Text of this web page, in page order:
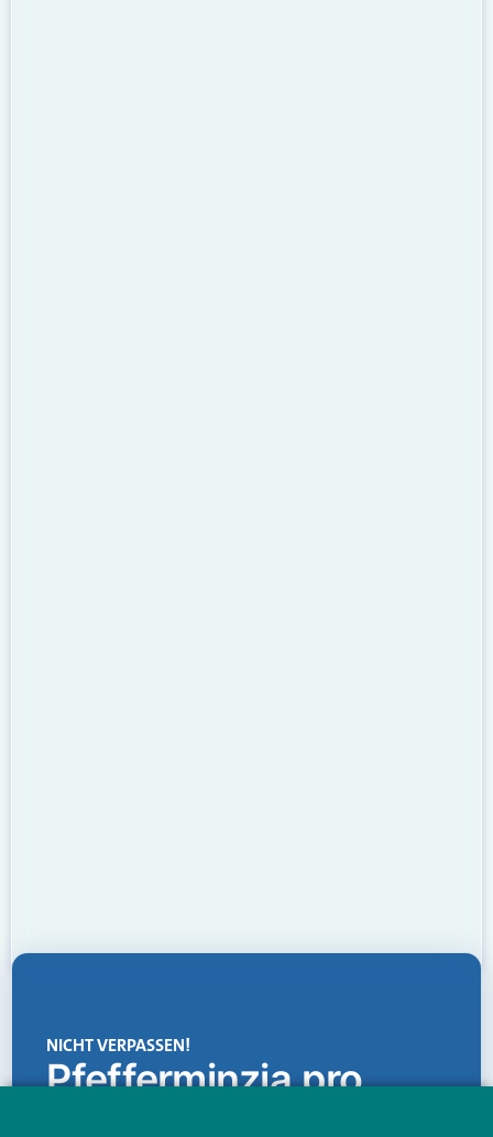
NICHT VERPASSEN!
Pfefferminzia.pro